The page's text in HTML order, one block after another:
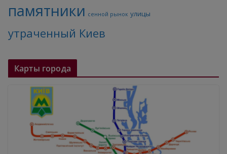
памятники сенной рынок улицы
утраченный Киев
Карты города